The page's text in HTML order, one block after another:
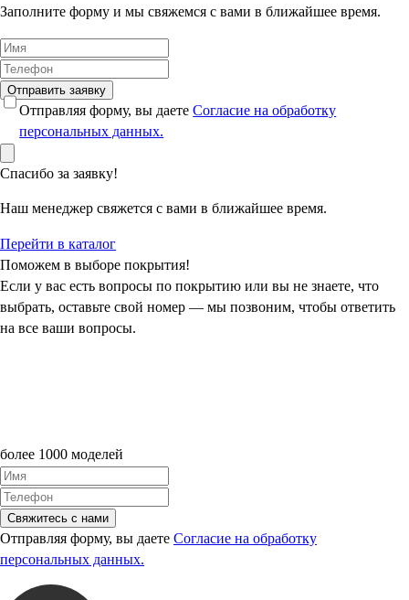
Заполните форму и мы свяжемся с вами в ближайшее время.
Отправить заявку
Отправляя форму, вы даетеСогласие на обработку
персональных данных.
Спасибо за заявку!
Наш менеджер свяжется с вами в ближайшее время.
Перейти в каталог
Поможем в выборе покрытия!
Если у вас есть вопросы по покрытию или вы не знаете, что
выбрать, оставьте свой номер — мы позвоним, чтобы ответить
на все ваши вопросы.
более 1000 моделей
Свяжитесь с нами
Отправляя форму, вы даете Согласие на обработку
персональных данных.